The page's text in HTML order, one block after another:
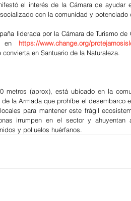
el interés de la Cámara de ayudar
con la comunidad y potenciado
liderada por la Cámara de Turismo
en https://www.change.org/
en Santuario de la Naturaleza.
metros (aprox), está ubicado en la
la Armada que prohíbe el desembarco
para mantener este frágil
irrumpen en el sector y ahuyentan
y polluelos huérfanos.